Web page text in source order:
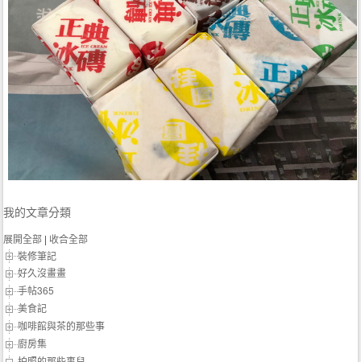
我的文章分類
展開全部 | 收合全部
裝修筆記
好久沒畫畫
手帖365
美食記
咖啡館與茶的那些事
廚房集